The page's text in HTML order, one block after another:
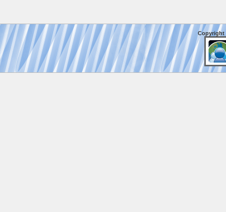
Copyright